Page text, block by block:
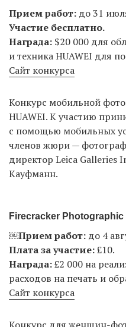
Прием работ: до 31
Участие бесплатно.
Награда: $20 000 для
и техника HUAWEI для
Сайт конкурса
Конкурс мобильной
HUAWEI. К участию
с помощью мобильных
членов жюри —
директор Leica
Кауфманн.
Firecracker Photographic
￼Прием работ: до 4
Плата за участие:£10.
Награда:£2 000 на
расходов на печать и
Сайт конкурса